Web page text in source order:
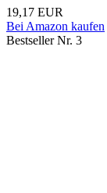
19,17 EUR
Bei Amazon kaufen
Bestseller Nr. 3